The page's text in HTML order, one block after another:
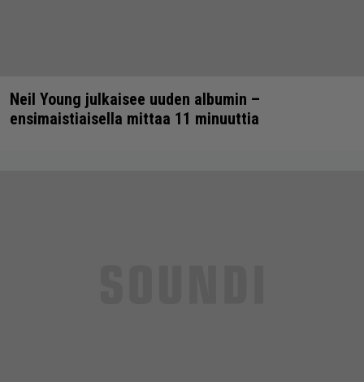
Neil Young julkaisee uuden albumin –
ensimaistiaisella mittaa 11 minuuttia